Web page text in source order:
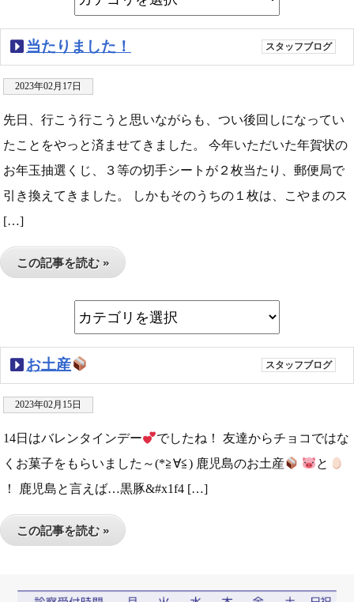
当たりました！ スタッフブログ
2023年02月17日
先日、行こう行こうと思いながらも、つい後回しになってい
たことをやっと済ませてきました。 今年いただいた年賀状の
お年玉抽選くじ、３等の切手シートが２枚当たり、郵便局で
引き換えてきました。 しかもそのうちの１枚は、こやまのス
[…]
この記事を読む »
お土産 スタッフブログ
2023年02月15日
14日はバレンタインデー
でしたね！ 友達からチョコではな
くお菓子をもらいました～(*≧∀≦) 鹿児島のお土産
と
！ 鹿児島と言えば…黒豚&#x1f4 […]
この記事を読む »